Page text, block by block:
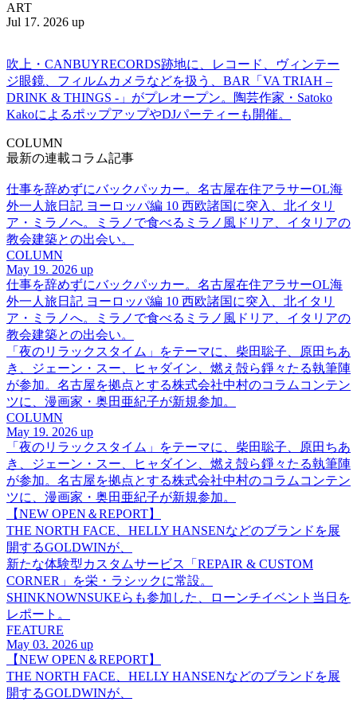
ART
Jul 17. 2026 up
吹上・CANBUYRECORDS跡地に、レコード、ヴィンテー
ジ眼鏡、フィルムカメラなどを扱う、BAR「VA TRIAH –
DRINK & THINGS -」がプレオープン。陶芸作家・Satoko
KakoによるポップアップやDJパーティーも開催。
COLUMN
最新の連載コラム記事
仕事を辞めずにバックパッカー。名古屋在住アラサーOL海
外一人旅日記 ヨーロッパ編 10 西欧諸国に突入、北イタリ
ア・ミラノへ。ミラノで食べるミラノ風ドリア、イタリアの
教会建築との出会い。
COLUMN
May 19. 2026 up
仕事を辞めずにバックパッカー。名古屋在住アラサーOL海
外一人旅日記 ヨーロッパ編 10 西欧諸国に突入、北イタリ
ア・ミラノへ。ミラノで食べるミラノ風ドリア、イタリアの
教会建築との出会い。
「夜のリラックスタイム」をテーマに、柴田聡子、原田ちあ
き、ジェーン・スー、ヒャダイン、燃え殻ら錚々たる執筆陣
が参加。名古屋を拠点とする株式会社中村のコラムコンテン
ツに、漫画家・奥田亜紀子が新規参加。
COLUMN
May 19. 2026 up
「夜のリラックスタイム」をテーマに、柴田聡子、原田ちあ
き、ジェーン・スー、ヒャダイン、燃え殻ら錚々たる執筆陣
が参加。名古屋を拠点とする株式会社中村のコラムコンテン
ツに、漫画家・奥田亜紀子が新規参加。
【NEW OPEN＆REPORT】
THE NORTH FACE、HELLY HANSENなどのブランドを展
開するGOLDWINが、
新たな体験型カスタムサービス「REPAIR & CUSTOM
CORNER」を栄・ラシックに常設。
SHINKNOWNSUKEらも参加した、ローンチイベント当日を
レポート。
FEATURE
May 03. 2026 up
【NEW OPEN＆REPORT】
THE NORTH FACE、HELLY HANSENなどのブランドを展
開するGOLDWINが、